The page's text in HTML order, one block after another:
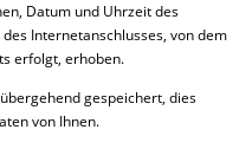
Datum und Uhrzeit des
Internetanschlusses, von dem
erfolgt, erhoben.
gespeichert, dies
von Ihnen.